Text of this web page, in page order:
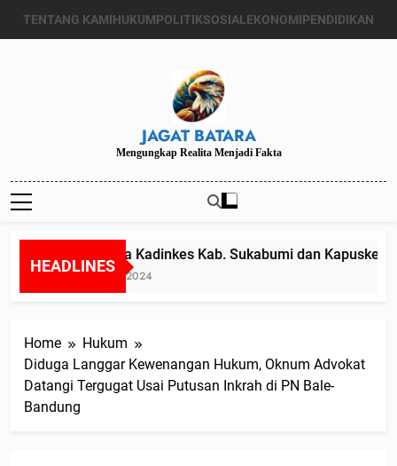
TENTANG KAMIHUKUMPOLITIKSOSIALEKONOMIPENDIDIKAN
JAGAT BATARA
Mengungkap Realita Menjadi Fakta
HEADLINES
Diduga Kadinkes Kab. Sukabumi dan
Juli 24, 2024
Home
Hukum
Diduga Langgar Kewenangan Hukum, Oknum Advokat
Datangi Tergugat Usai Putusan Inkrah di PN Bale-
Bandung